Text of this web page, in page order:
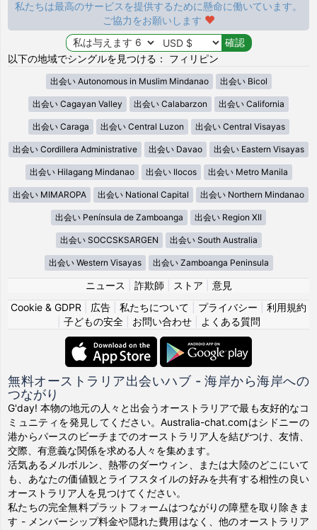
私たちは最高のサービスを提供するために懸命に働いています。
ご協力をお願いします
以下の地域でシングルを見つける： フィリピン
出会い Autonomous in Muslim Mindanao 出会い Bicol
出会い Cagayan Valley 出会い Calabarzon 出会い California
出会い Caraga 出会い Central Luzon 出会い Central Visayas
出会い Cordillera Administrative 出会い Davao 出会い Eastern Visayas
出会い Hilagang Mindanao 出会い Ilocos 出会い Metro Manila
出会い MIMAROPA 出会い National Capital 出会い Northern Mindanao
出会い Península de Zamboanga 出会い Region XII
出会い SOCCSKSARGEN 出会い South Australia
出会い Western Visayas 出会い Zamboanga Peninsula
ニュース 詐欺師 ストア
意見
Cookie & GDPR
広告 私たちについて プライバシー
利用規約
子どもの安全| お問い合わせ| よくある質問
無料オーストラリア出会いハブ - 海岸から海岸への
つながり
G'day! 本物の地元の人々と出会うオーストラリアで最も友好的なコ
ミュニティを発見してください。Australia-chat.comはシドニーの
港からパースのビーチまでのオーストラリア人を結びつけ、友情、
交際、有意義な関係を求める人々を集めます。
活気あるメルボルン、熱帯のダーウィン、または大陸のどこにいて
も、あなたの価値観とライフスタイルの好みを共有する相性の良い
オーストラリア人を見つけてください。
私たちの完全無料プラットフォームはつながりの障壁を取り除きま
す - メンバーシップ料金や隠れた費用はなく、他のオーストラリア